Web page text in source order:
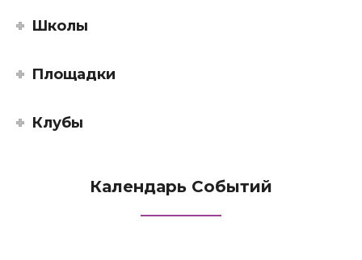
Школы
Площадки
Клубы
Календарь Событий